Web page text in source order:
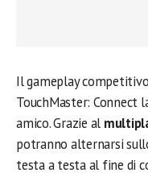
Il gameplay
TouchMaster: Connect
amico. Grazie al
potranno alternarsi
testa a testa al fine di